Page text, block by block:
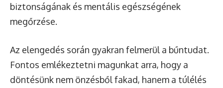
biztonságának és mentális egészségének
megőrzése.
Az elengedés során gyakran felmerül a bűntudat.
Fontos emlékeztetni magunkat arra, hogy a
döntésünk nem önzésből fakad, hanem a túlélés